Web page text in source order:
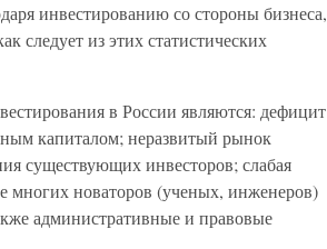
инвестированию со стороны бизнеса,
следует из этих статистических
в России являются: дефицит
капиталом; неразвитый рынок
существующих инвесторов; слабая
многих новаторов (ученых, инженеров)
административные и правовые